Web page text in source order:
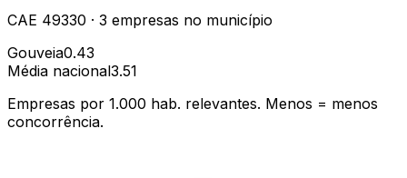
CAE 49330 · 3 empresas no município
Gouveia0.43
Média nacional3.51
Empresas por 1.000 hab. relevantes. Menos = menos
concorrência.